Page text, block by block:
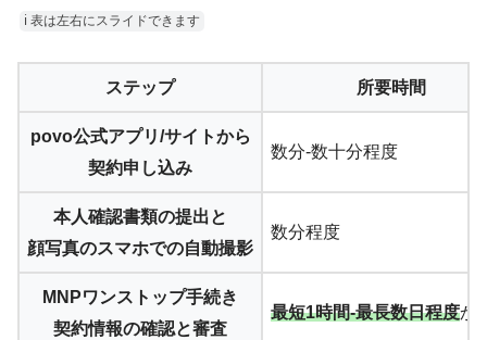
ℹ︎ 表は左右にスライドできます
ステップ 所要時間
povo公式アプリ/サイトから
契約申し込み
数分-数十分程度
本人確認書類の提出と
顔写真のスマホでの自動撮影
数分程度
MNPワンストップ手続き
契約情報の確認と審査
最短1時間-最長数日程度か